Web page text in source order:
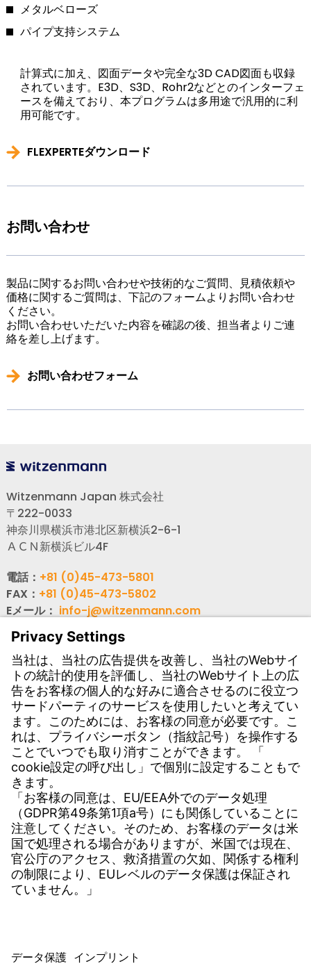
メタルベローズ
パイプ支持システム
計算式に加え、図面データや完全な3D CAD図面も収録
されています。E3D、S3D、Rohr2などとのインターフェ
ースを備えており、本プログラムは多用途で汎用的に利
用可能です。
FLEXPERTEダウンロード
お問い合わせ
製品に関するお問い合わせや技術的なご質問、見積依頼や
価格に関するご質問は、下記のフォームよりお問い合わせ
ください。
お問い合わせいただいた内容を確認の後、担当者よりご連
絡を差し上げます。
お問い合わせフォーム
Witzenmann Japan 株式会社
〒222-0033
神奈川県横浜市港北区新横浜2-6-1
ＡＣＮ新横浜ビル4F
電話： +81 (0)45-473-5801
FAX： +81 (0)45-473-5802
Eメール： info-j@witzenmann.com
WEB：
www.witzenmann.co.jp
連絡先
海外拠点・グループ会社
お問い合わせフォーム
ダウンロード
各種資料
ユーザーソフトウェア
見積依頼用データシート
© WITZENMANN All rights reserved